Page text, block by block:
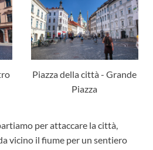
Piazza della città - Grande
Piazza
per attaccare la città,
vicino il fiume per un sentiero